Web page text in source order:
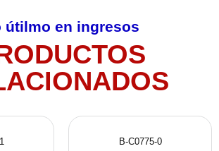
útilmo en ingresos
B-C0775-0